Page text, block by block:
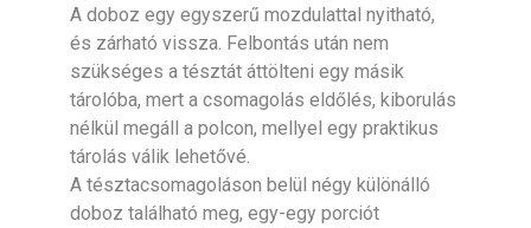
A doboz egy egyszerű mozdulattal nyitható,
és zárható vissza. Felbontás után nem
szükséges a tésztát áttölteni egy másik
tárolóba, mert a csomagolás eldőlés, kiborulás
nélkül megáll a polcon, mellyel egy praktikus
tárolás válik lehetővé.
A tésztacsomagoláson belül négy különálló
doboz található meg, egy-egy porciót